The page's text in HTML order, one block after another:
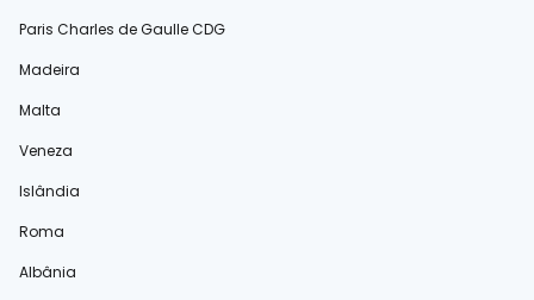
Paris Charles de Gaulle CDG
Madeira
Malta
Veneza
Islândia
Roma
Albânia